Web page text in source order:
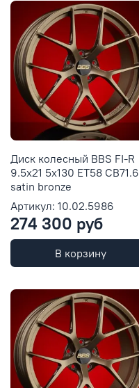
Диск колесный BBS FI-R
9.5x21 5x130 ET58 CB71.6
satin bronze
Артикул: 10.02.5986
274 300 руб
В корзину